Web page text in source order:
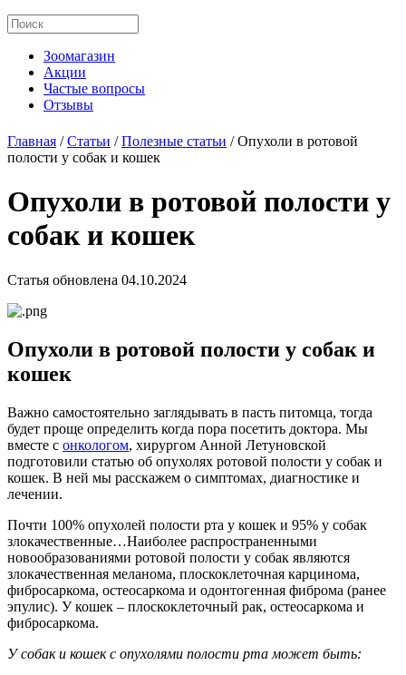
Зоомагазин
Акции
Частые вопросы
Отзывы
Главная /Статьи /Полезные статьи /Опухоли в ротовой
полости у собак и кошек
Опухоли в ротовой полости у
собак и кошек
Статья обновлена 04.10.2024
Опухоли в ротовой полости у собак и
кошек
Важно самостоятельно заглядывать в пасть питомца, тогда
будет проще определить когда пора посетить доктора. Мы
вместе с онкологом, хирургом Анной Летуновской
подготовили статью об опухолях ротовой полости у собак и
кошек. В ней мы расскажем о симптомах, диагностике и
лечении.
Почти 100% опухолей полости рта у кошек и 95% у собак
злокачественные…Наиболее распространенными
новообразованиями ротовой полости у собак являются
злокачественная меланома, плоскоклеточная карцинома,
фибросаркома, остеосаркома и одонтогенная фиброма (ранее
эпулис). У кошек – плоскоклеточный рак, остеосаркома и
фибросаркома.
У собак и кошек с опухолями полости рта может быть: